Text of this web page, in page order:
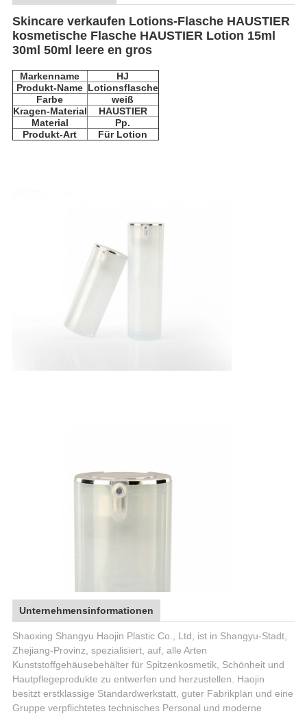
Skincare verkaufen Lotions-Flasche HAUSTIER
kosmetische Flasche HAUSTIER Lotion 15ml
30ml 50ml leere en gros
Markenname
HJ
Produkt-Name Lotionsflasche
Farbe
weiß
Kragen-Material
HAUSTIER
Material
Pp.
Produkt-Art
Für Lotion
Unternehmensinformationen
Shaoxing Shangyu Haojin Plastic Co., Ltd, ist in Shangyu-Stadt,
Zhejiang-Provinz, spezialisiert, auf, alle Arten
Kunststoffgehäusebehälter für Spitzenkosmetik, Schönheit und
Hautpflegeprodukte zu entwerfen und herzustellen. Haojin
besitzt erstklassige Standardwerkstatt, guter Fabrikplan und eine
Gruppe verpflichtetes technisches Personal und moderne